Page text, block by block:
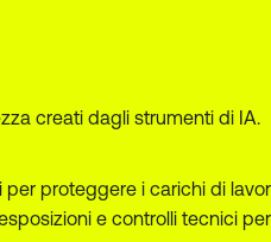
creati dagli strumenti di IA.
proteggere i carichi di
e controlli tecnici